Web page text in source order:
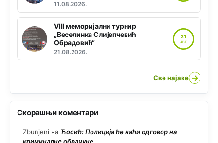
11.08.2026.
VIII меморијални турнир
„Веселинка Слијепчевић
Обрадовић“
21.08.2026.
21
АВГ
Све најаве →
Скорашњи коментари
Zbunjeni на Ћосић: Полиција ће наћи одговор на
криминалне обрачуне